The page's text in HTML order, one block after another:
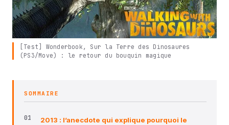
[Test] Wonderbook, Sur la Terre des Dinosaures
(PS3/Move) : le retour du bouquin magique
SOMMAIRE
2013 : l’anecdote qui explique pourquoi le